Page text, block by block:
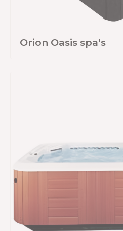
Orion Oasis spa's